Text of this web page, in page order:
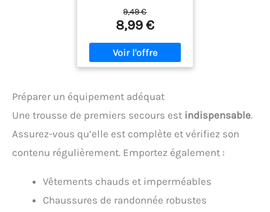
9,49 €
8,99 €
Préparer un équipement adéquat
Une trousse de premiers secours est indispensable.
Assurez-vous qu’elle est complète et vérifiez son
contenu régulièrement. Emportez également :
Vêtements chauds et imperméables
Chaussures de randonnée robustes